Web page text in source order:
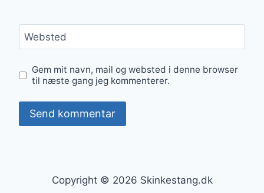
Websted
Gem mit navn, mail og websted i denne browser
til næste gang jeg kommenterer.
Copyright © 2026 Skinkestang.dk